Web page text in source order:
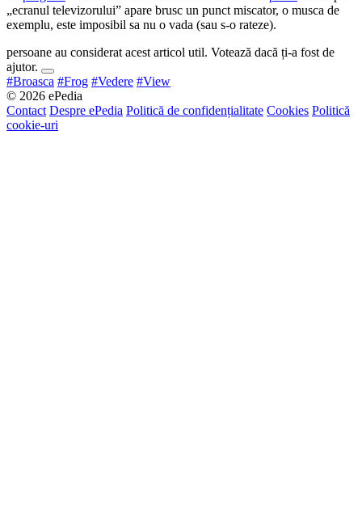
„ecranul televizorului” apare brusc un punct miscator, o musca de
exemplu, este imposibil sa nu o vada (sau s-o rateze).
persoane au considerat acest articol util. Votează dacă ți-a fost de
ajutor.
#Broasca #Frog #Vedere #View
© 2026 ePedia
Contact Despre ePedia Politică de confidențialitate Cookies Politică
cookie-uri